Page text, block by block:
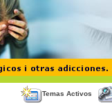
Temas Activos